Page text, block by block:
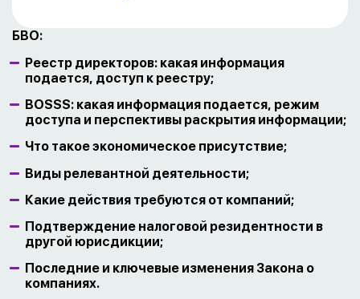
БВО:
Реестр директоров: какая информация
подается, доступ к реестру;
BOSSS: какая информация подается, режим
доступа и перспективы раскрытия информации;
Что такое экономическое присутствие;
Виды релевантной деятельности;
Какие действия требуются от компаний;
Подтверждение налоговой резидентности в
другой юрисдикции;
Последние и ключевые изменения Закона о
компаниях.